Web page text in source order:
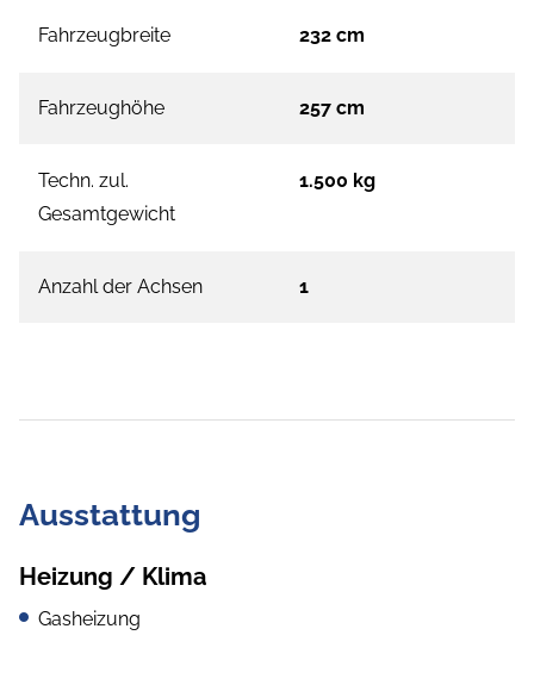
Fahrzeugbreite 232 cm
Fahrzeughöhe 257 cm
Techn. zul.
Gesamtgewicht
1.500 kg
Anzahl der Achsen 1
Ausstattung
Heizung / Klima
Gasheizung